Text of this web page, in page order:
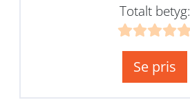
Totalt betyg:
Se pris